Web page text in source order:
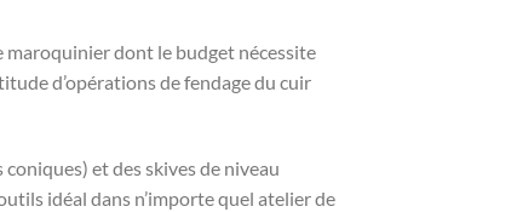
maroquinier dont le budget nécessite
d’opérations de fendage du cuir
et des skives de niveau
idéal dans n’importe quel atelier de